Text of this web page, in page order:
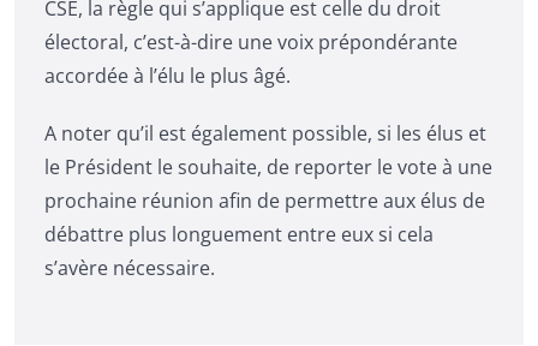
CSE, la règle qui s’applique est celle du droit
électoral, c’est-à-dire une voix prépondérante
accordée à l’élu le plus âgé.
A noter qu’il est également possible, si les élus et
le Président le souhaite, de reporter le vote à une
prochaine réunion afin de permettre aux élus de
débattre plus longuement entre eux si cela
s’avère nécessaire.